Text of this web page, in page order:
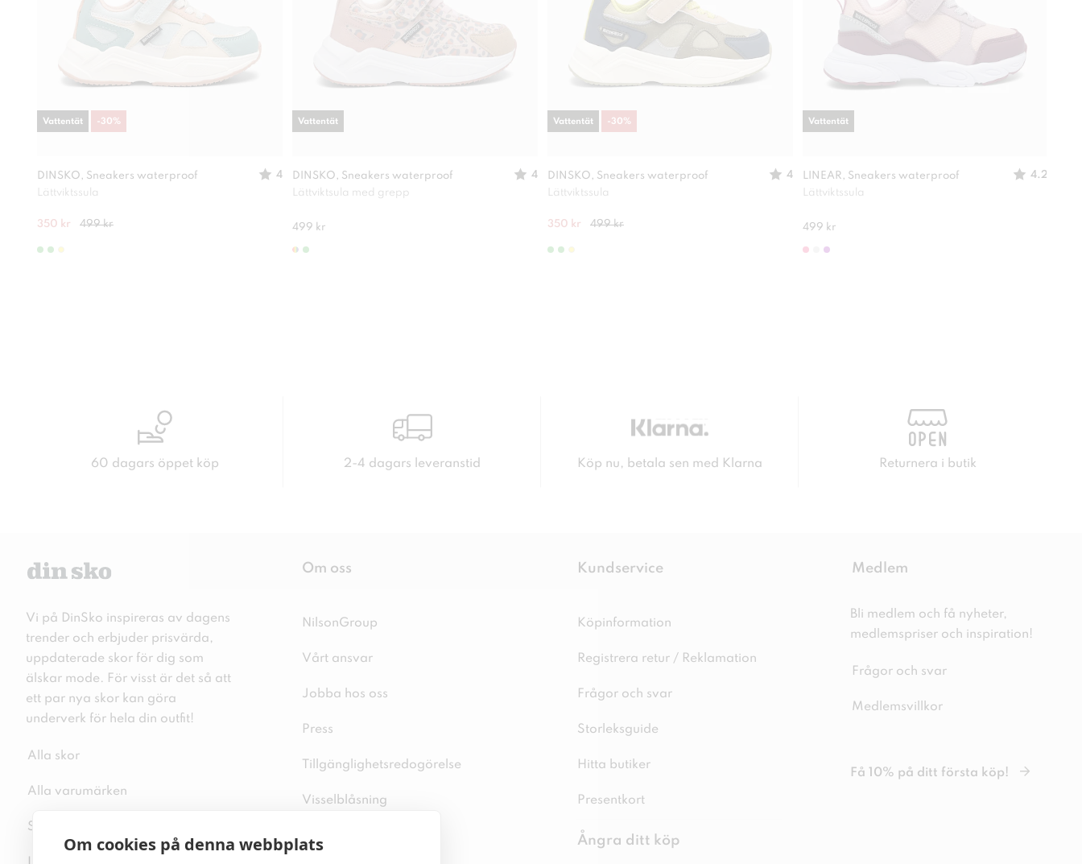
Om cookies på denna webbplats
DINSKO, Sneakers waterproof
4
Lättviktssula
350 kr 499 kr
Vattentät -30%
DINSKO, Sneakers waterproof
4
Lättviktsula med grepp
499 kr
Vattentät
DINSKO, Sneakers waterproof
4
Lättviktssula
350 kr 499 kr
Vattentät -30%
LINEAR, Sneakers waterproof
4.2
Lättviktssula
499 kr
Vattentät
60 dagars öppet köp 2-4 dagars leveranstid Köp nu, betala sen med Klarna Returnera i butik
Vi på DinSko inspireras av dagens
trender och erbjuder prisvärda,
uppdaterade skor för dig som
älskar mode. För visst är det så att
ett par nya skor kan göra
underverk för hela din outfit!
Alla skor
Alla varumärken
Sitemap
Om oss
NilsonGroup
Vårt ansvar
Jobba hos oss
Press
Tillgänglighetsredogörelse
Visselblåsning
Kundservice
Köpinformation
Registrera retur / Reklamation
Frågor och svar
Storleksguide
Hitta butiker
Presentkort
Ångra ditt köp
Medlem
Bli medlem och få nyheter,
medlemspriser och inspiration!
Frågor och svar
Medlemsvillkor
Få 10% på ditt första köp!